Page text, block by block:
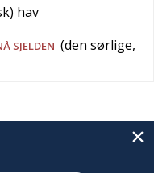
hav
SJELDEN (den sørlige,